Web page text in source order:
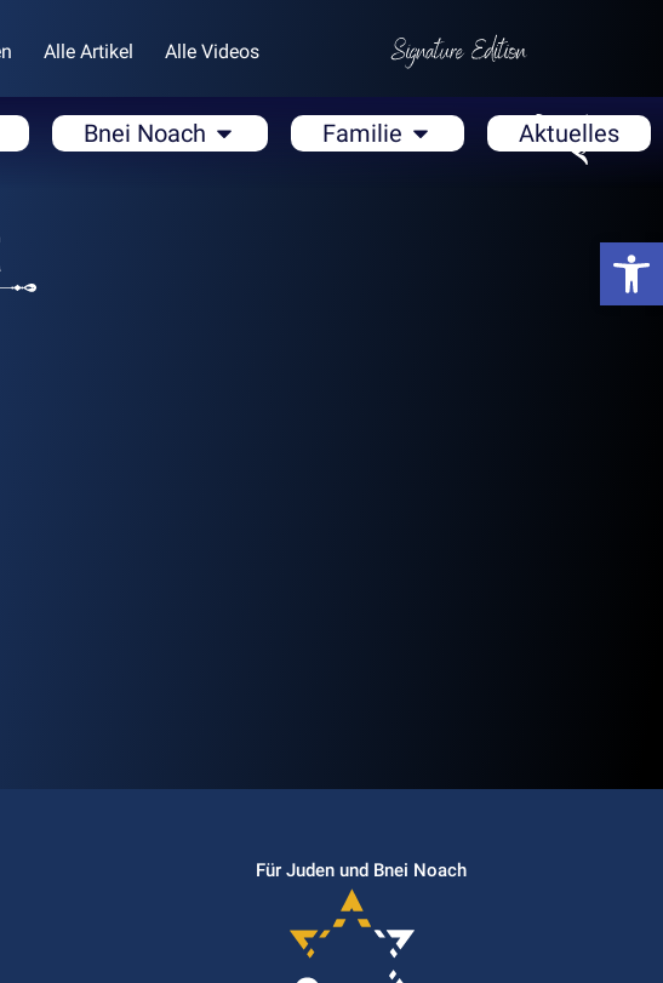
Alle Artikel Alle Videos
Bnei Noach Familie Aktuelles
Für Juden und Bnei Noach